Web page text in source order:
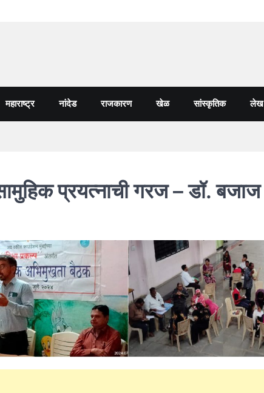
महाराष्ट्र नांदेड राजकारण खेळ सांस्कृतिक लेख
सामुहिक प्रयत्नाची गरज – डॉ. बजाज